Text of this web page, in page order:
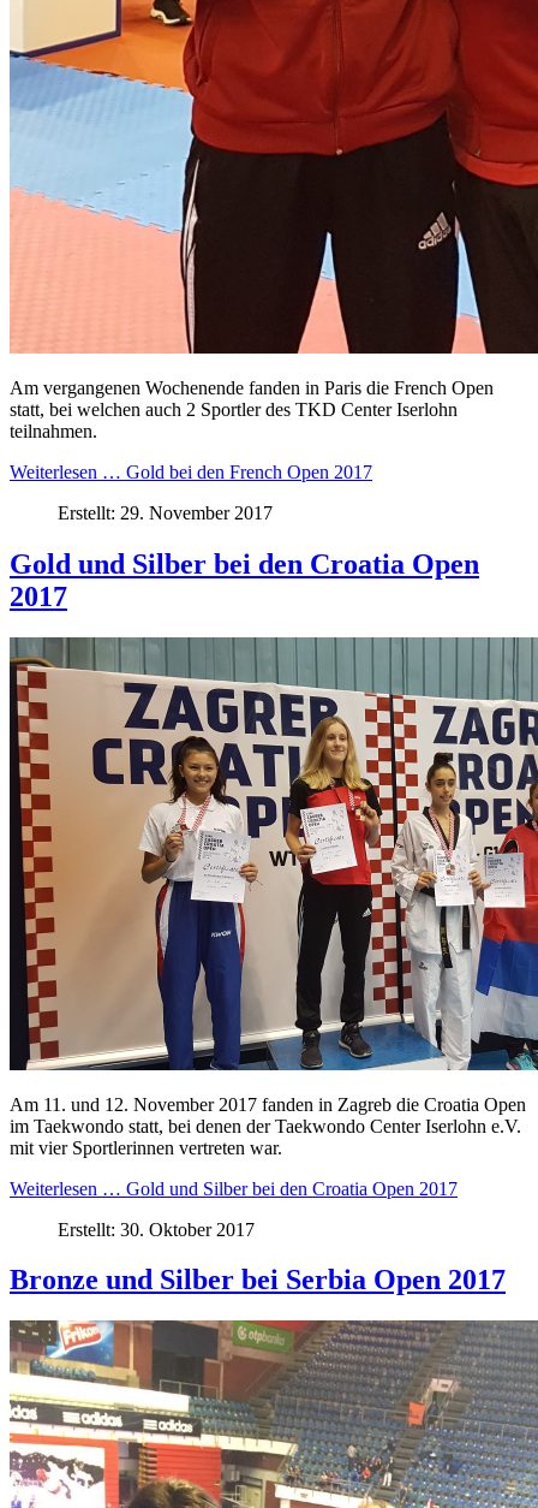
Am vergangenen Wochenende fanden in Paris die French Open
statt, bei welchen auch 2 Sportler des TKD Center Iserlohn
teilnahmen.
Weiterlesen … Gold bei den French Open 2017
Erstellt: 29. November 2017
Gold und Silber bei den Croatia Open
2017
Am 11. und 12. November 2017 fanden in Zagreb die Croatia Open
im Taekwondo statt, bei denen der Taekwondo Center Iserlohn e.V.
mit vier Sportlerinnen vertreten war.
Weiterlesen … Gold und Silber bei den Croatia Open 2017
Erstellt: 30. Oktober 2017
Bronze und Silber bei Serbia Open 2017